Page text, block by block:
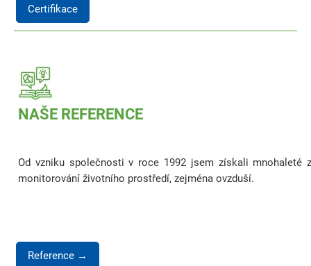
Certifikace
NAŠE REFERENCE
Od vzniku společnosti v roce 1992 jsem získali mnohaleté
monitorování životního prostředí, zejména ovzduší.
Reference →